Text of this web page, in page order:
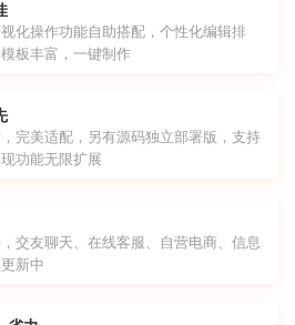
化操作功能自助搭配，个性化编辑排
板丰富，一键制作
完美适配，另有源码独立部署版，支持
功能无限扩展
交友聊天、在线客服、自营电商、信息
新中